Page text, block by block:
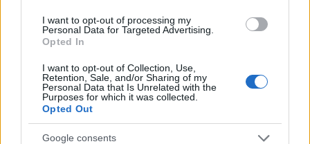
I want to opt-out of processing my
Personal Data for Targeted Advertising.
Opted In
I want to opt-out of Collection, Use,
Retention, Sale, and/or Sharing of my
Personal Data that Is Unrelated with the
Purposes for which it was collected.
Opted Out
Google consents
Le ultime offerte di lavoro a Olbia e in Gallura
Cumuli di rifiuti a Santa Teresa Gallura, la
segnalazione dei residenti